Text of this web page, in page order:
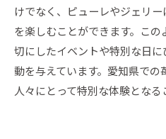
けでなく、ピューレやジェリ
を楽しむことができます。こ
切にしたイベントや特別な日
動を与えています。愛知県での
人々にとって特別な体験となる